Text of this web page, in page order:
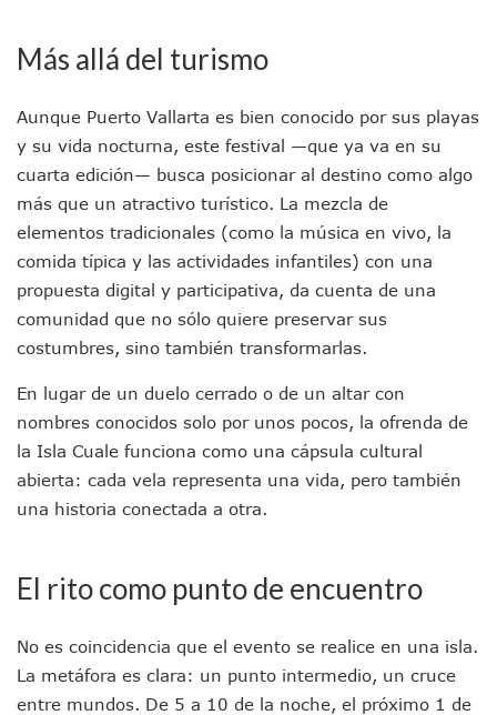
Región Sanitaria VIII Activa Programa Para Menores Con
Recuperan Seis Vehículos Con Reporte De Robo Durante
SEP Asigna Escuelas Para El Ciclo 2026-2027 En Jalisco;
SAT Lleva Su Oficina Móvil A Talpa De Allende Para
Mediante Asambleas Informativas Juan Carlos Castro
IMSS Rehabilitará Infraestructura De La UMF No. 170 En
Puerto Vallarta Se Suma A Simulacro Estatal Por Bloqueos
Retiran Cacharros De 30 Puntos En Colonias De Puerto
Movimiento Ciudadano Capacita A Su Estructura
Hospital Civil De La Costa Inicia Su Construcción En Puerto
Fechas Y Sedes De Las Jornadas De Adopción De Perros
Aparecen Vivos Los Tres Estudiantes Desaparecidos De
Tras Caer Ante Inglaterra, México Recibe Multa Económica
Dictan Prisión Preventiva A Exdirector De Pemex Por
Juan Carlos Castro Visitó La Colonia Cristóbal Colón
Lamenta Demolición De Finca Tradicional El Colegio De
Genera Críticas La Compra De 35 Nuevas Patrullas Para
Bloquean Acceso A Lancheros Y Pescadores En El
Recuerdan Contingencia Del Marigalante Con
Vallarta Destaca En Competitividad Urbana Por Turismo,
Más allá del turismo
Aunque Puerto Vallarta es bien conocido por sus playas
y su vida nocturna, este festival —que ya va en su
cuarta edición— busca posicionar al destino como algo
más que un atractivo turístico. La mezcla de
elementos tradicionales (como la música en vivo, la
comida típica y las actividades infantiles) con una
propuesta digital y participativa, da cuenta de una
comunidad que no sólo quiere preservar sus
costumbres, sino también transformarlas.
En lugar de un duelo cerrado o de un altar con
nombres conocidos solo por unos pocos, la ofrenda de
la Isla Cuale funciona como una cápsula cultural
abierta: cada vela representa una vida, pero también
una historia conectada a otra.
El rito como punto de encuentro
No es coincidencia que el evento se realice en una isla.
La metáfora es clara: un punto intermedio, un cruce
entre mundos. De 5 a 10 de la noche, el próximo 1 de